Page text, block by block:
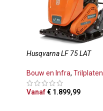
Husqvarna LF 75 LAT
Bouw en Infra, Trilplaten
Vanaf € 1.899,99